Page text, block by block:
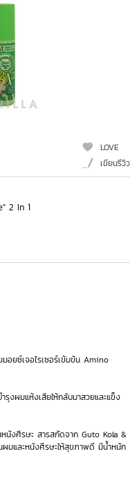
LOVE
เขียนรีวิว
2 In 1
ยซ์เจอไรเซอร์เข้มข้น Amino
งผมแห้งเสียให้กลับมาสวยและแข็ง
นังศีรษะ สารสกัดจาก Guto Kola &
มและหนังศีรษะให้สุขภาพดี มีน้ำหนัก